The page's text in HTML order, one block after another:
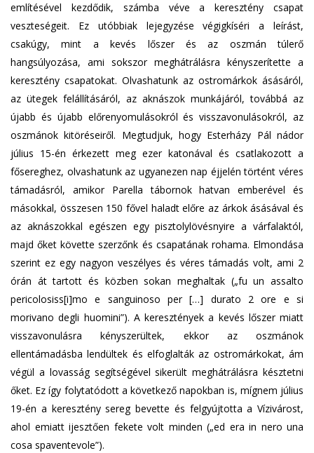
említésével kezdődik, számba véve a keresztény csapat
veszteségeit. Ez utóbbiak lejegyzése végigkíséri a leírást,
csakúgy, mint a kevés lőszer és az oszmán túlerő
hangsúlyozása, ami sokszor meghátrálásra kényszerítette a
keresztény csapatokat. Olvashatunk az ostromárkok ásásáról,
az ütegek felállításáról, az aknászok munkájáról, továbbá az
újabb és újabb előrenyomulásokról és visszavonulásokról, az
oszmánok kitöréseiről. Megtudjuk, hogy Esterházy Pál nádor
július 15-én érkezett meg ezer katonával és csatlakozott a
fősereghez, olvashatunk az ugyanezen nap éjjelén történt véres
támadásról, amikor Parella tábornok hatvan emberével és
másokkal, összesen 150 fővel haladt előre az árkok ásásával és
az aknászokkal egészen egy pisztolylövésnyire a várfalaktól,
majd őket követte szerzőnk és csapatának rohama. Elmondása
szerint ez egy nagyon veszélyes és véres támadás volt, ami 2
órán át tartott és közben sokan meghaltak („fu un assalto
pericolosiss[i]mo e sanguinoso per […] durato 2 ore e si
morivano degli huomini”). A keresztények a kevés lőszer miatt
visszavonulásra kényszerültek, ekkor az oszmánok
ellentámadásba lendültek és elfoglalták az ostromárkokat, ám
végül a lovasság segítségével sikerült meghátrálásra késztetni
őket. Ez így folytatódott a következő napokban is, mígnem július
19-én a keresztény sereg bevette és felgyújtotta a Vízivárost,
ahol emiatt ijesztően fekete volt minden („ed era in nero una
cosa spaventevole”).